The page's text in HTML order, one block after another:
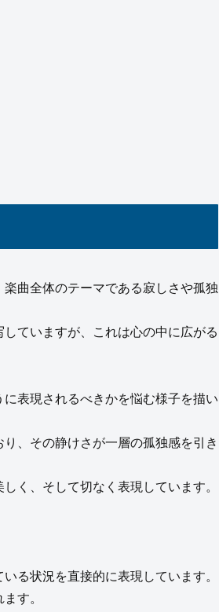
曲全体のテーマである寂しさや孤独
ていますが、これは心の中に広がる
表現されるべきかを悩む様子を描い
、その静けさが一層の孤独感を引き
く、そして切なく表現しています。
る状況を直接的に表現しています。
す。